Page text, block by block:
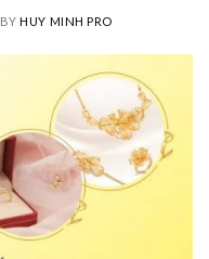
BYHUY MINH PRO